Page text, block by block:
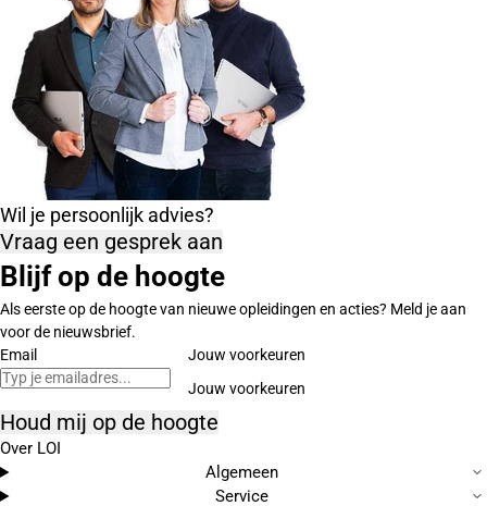
Wil je persoonlijk advies?
Vraag een gesprek aan
Blijf op de hoogte
Als eerste op de hoogte van nieuwe opleidingen en acties? Meld je aan
voor de nieuwsbrief.
Email
Jouw voorkeuren
Houd mij op de hoogte
Over LOI
Algemeen
Service